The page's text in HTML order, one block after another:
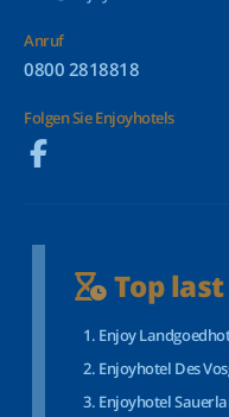
Anruf
0800 2818818
Folgen Sie Enjoyhotels
Top
Enjoy
Enjoyhotel Des
Enjoyhotel